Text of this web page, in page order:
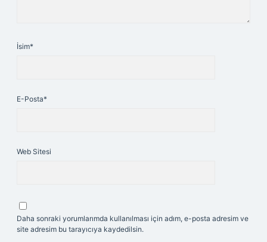
İsim*
E-Posta*
Web Sitesi
Daha sonraki yorumlarımda kullanılması için adım, e-posta adresim ve
site adresim bu tarayıcıya kaydedilsin.